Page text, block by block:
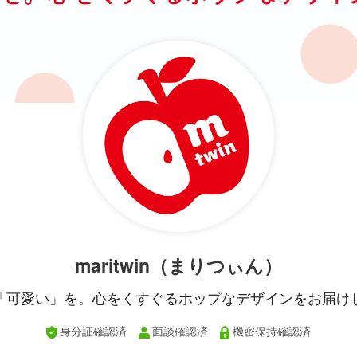
maritwin（まりつぃん）
可愛い」を。心をくすぐるホップなデザインをお届け
身分証確認済 面談確認済 機密保持確認済